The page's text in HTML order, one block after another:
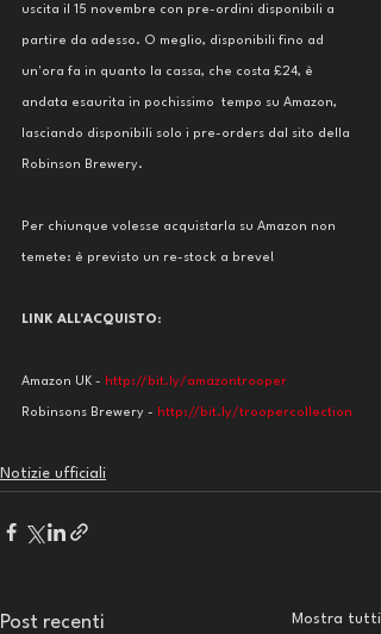
uscita il 15 novembre con pre-ordini disponibili a
partire da adesso. O meglio, disponibili fino ad
un'ora fa in quanto la cassa, che costa £24, è
andata esaurita in pochissimo  tempo su Amazon,
lasciando disponibili solo i pre-orders dal sito della
Robinson Brewery.
Per chiunque volesse acquistarla su Amazon non
temete: è previsto un re-stock a breve!
LINK ALL'ACQUISTO:
Amazon UK - http://bit.ly/amazontrooper
Robinsons Brewery - http://bit.ly/troopercollection
Notizie ufficiali
Post recenti Mostra tutti